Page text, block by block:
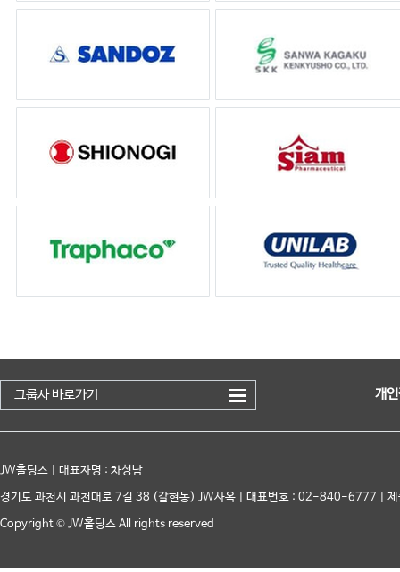
그룹사 바로가기 개
JW홀딩스 | 대표자명 : 차성남
경기도 과천시 과천대로 7길 38 (갈현동) JW사옥 | 대표번호 : 02-840-6777 |
Copyright © JW홀딩스 All rights reserved